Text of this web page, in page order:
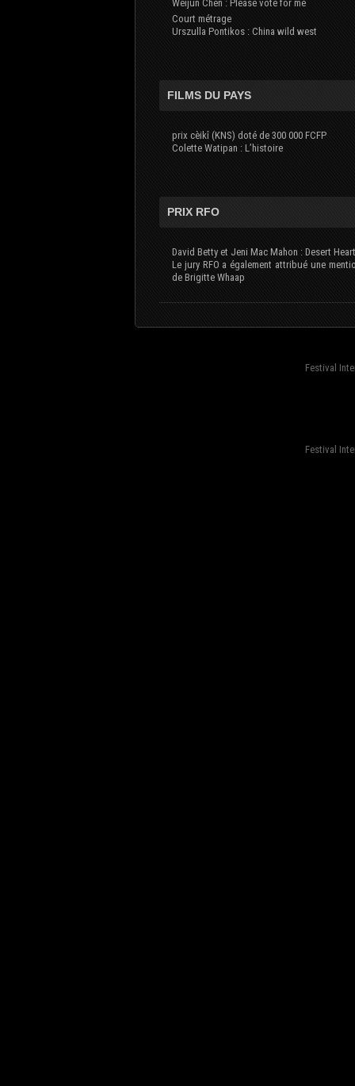
Weijun Chen : Please vote for me
Court métrage
Urszulla Pontikos : China wild west
FILMS DU PAYS
prix cèikî (KNS) doté de 300 000 FCFP
Colette Watipan : L’histoire
PRIX RFO
David Betty et Jeni Mac Mahon : Desert Heart
Le jury RFO a également attribué une
de Brigitte Whaap
Festival
Festival